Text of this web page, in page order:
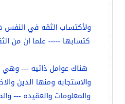
ولأكتساب الثقه في النفس
كتسابها ----- علما ان من
هناك عوامل ذاتيه --- وهي
والاستجابه ومنها الدين
والمعلومات والعقيده ---